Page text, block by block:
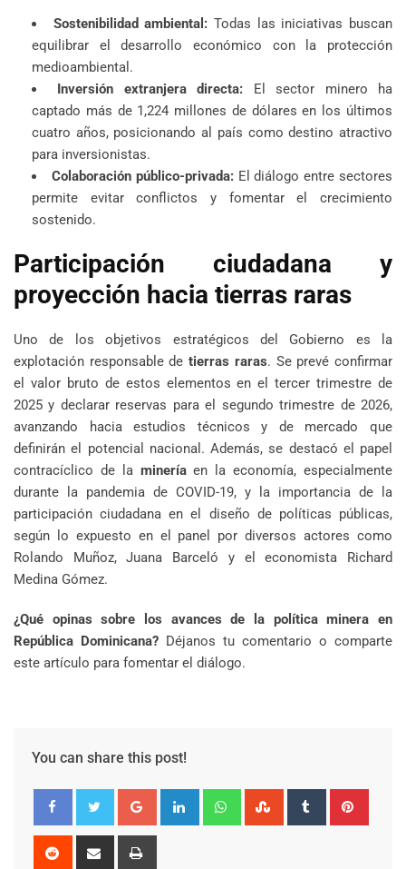
Sostenibilidad ambiental: Todas las iniciativas buscan
equilibrar el desarrollo económico con la protección
medioambiental.
Inversión extranjera directa: El sector minero ha
captado más de 1,224 millones de dólares en los últimos
cuatro años, posicionando al país como destino atractivo
para inversionistas.
Colaboración público-privada:El diálogo entre sectores
permite evitar conflictos y fomentar el crecimiento
sostenido.
Participación ciudadana y
proyección hacia tierras raras
Uno de los objetivos estratégicos del Gobierno es la
explotación responsable detierras raras. Se prevé confirmar
el valor bruto de estos elementos en el tercer trimestre de
2025 y declarar reservas para el segundo trimestre de 2026,
avanzando hacia estudios técnicos y de mercado que
definirán el potencial nacional. Además, se destacó el papel
contracíclico de la mineríaen la economía, especialmente
durante la pandemia de COVID-19, y la importancia de la
participación ciudadana en el diseño de políticas públicas,
según lo expuesto en el panel por diversos actores como
Rolando Muñoz, Juana Barceló y el economista Richard
Medina Gómez.
¿Qué opinas sobre los avances de la política minera en
República Dominicana? Déjanos tu comentario o comparte
este artículo para fomentar el diálogo.
You can share this post!
Google+ LinkedIn WhatsappStumbleUpon
Tumblr
Reddit
Share